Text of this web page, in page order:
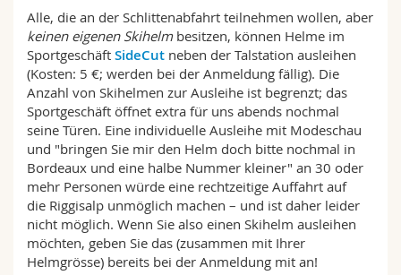
Alle, die an der Schlittenabfahrt teilnehmen wollen, aber
keinen eigenen Skihelmbesitzen, können Helme im
Sportgeschäft SideCut neben der Talstation ausleihen
(Kosten: 5 €; werden bei der Anmeldung fällig). Die
Anzahl von Skihelmen zur Ausleihe ist begrenzt; das
Sportgeschäft öffnet extra für uns abends nochmal
seine Türen. Eine individuelle Ausleihe mit Modeschau
und "bringen Sie mir den Helm doch bitte nochmal in
Bordeaux und eine halbe Nummer kleiner" an 30 oder
mehr Personen würde eine rechtzeitige Auffahrt auf
die Riggisalp unmöglich machen – und ist daher leider
nicht möglich. Wenn Sie also einen Skihelm ausleihen
möchten, geben Sie das (zusammen mit Ihrer
Helmgrösse) bereits bei der Anmeldung mit an!